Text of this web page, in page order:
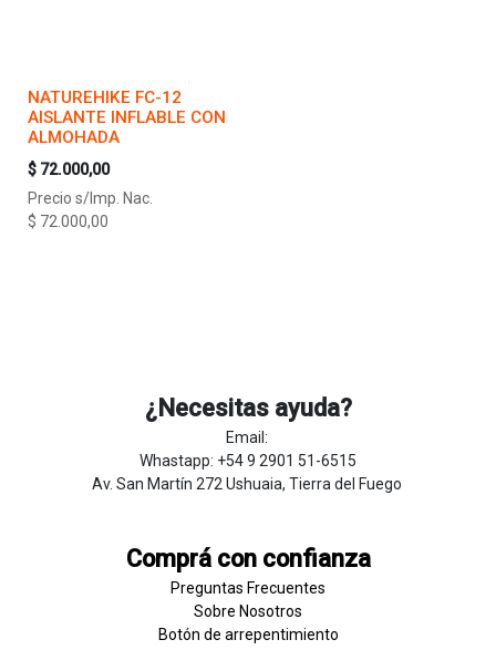
NATUREHIKE FC-12
AISLANTE INFLABLE CON
ALMOHADA
$ 72.000,00
Precio s/Imp. Nac.
$ 72.000,00
¿Necesitas ayuda?
Email:
Whastapp: +54 9 2901 51-6515
Av. San Martín 272 Ushuaia, Tierra del Fuego
Comprá con confianza
Preguntas Frecuentes
Sobre Nosotros
Botón de ​arrepentim​​​iento